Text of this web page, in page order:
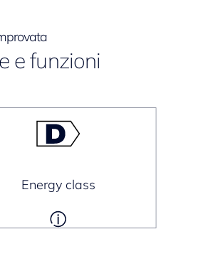
e funzioni
Energy class